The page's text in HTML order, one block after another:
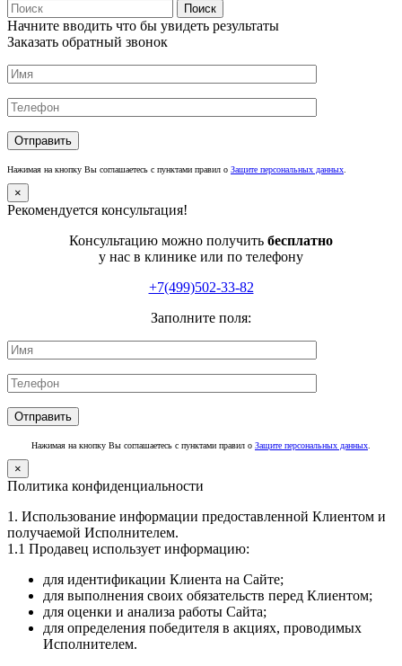
Поиск
Начните вводить что бы увидеть результаты
Заказать обратный звонок
Нажимая на кнопку Вы соглашаетесь с пунктами правил о Защите персональных данных.
×
Рекомендуется консультация!
Консультацию можно получить бесплатно
у нас в клинике или по телефону
+7(499)502-33-82
Заполните поля:
Нажимая на кнопку Вы соглашаетесь с пунктами правил о Защите персональных данных.
×
Политика конфиденциальности
1. Использование информации предоставленной Клиентом и
получаемой Исполнителем.
1.1 Продавец использует информацию:
для идентификации Клиента на Сайте;
для выполнения своих обязательств перед Клиентом;
для оценки и анализа работы Сайта;
для определения победителя в акциях, проводимых
Исполнителем.